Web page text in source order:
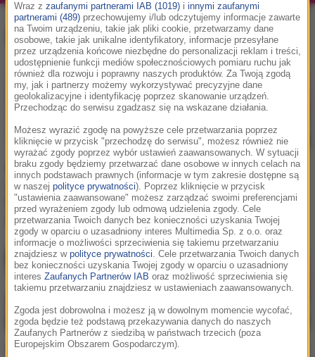
Robin Schulz, tag:
Ola Ciupa w kusym bikini
u boku znanego DJ-a.
Rozpętała się burza!
[FOTO]
Starcie niemieckich
gigantów w piątek na
Sunrise Festival 2018
Oto pierwsi wykonawcy
Premiery w RMF MAXXX:
Wraz z zaufanymi partnerami IAB (1019) i innymi zaufanymi
partnerami (489) przechowujemy i/lub odczytujemy informacje zawarte
na Twoim urządzeniu, takie jak pliki cookie, przetwarzamy dane
osobowe, takie jak unikalne identyfikatory, informacje przesyłane
przez urządzenia końcowe niezbędne do personalizacji reklam i treści,
udostępnienie funkcji mediów społecznościowych pomiaru ruchu jak
również dla rozwoju i poprawny naszych produktów. Za Twoją zgodą
my, jak i partnerzy możemy wykorzystywać precyzyjne dane
geolokalizacyjne i identyfikację poprzez skanowanie urządzeń.
Przechodząc do serwisu zgadzasz się na wskazane działania.
Możesz wyrazić zgodę na powyższe cele przetwarzania poprzez
kliknięcie w przycisk "przechodzę do serwisu", możesz również nie
wyrażać zgody poprzez wybór ustawień zaawansowanych. W sytuacji
braku zgody będziemy przetwarzać dane osobowe w innych celach na
innych podstawach prawnych (informacje w tym zakresie dostępne są
w naszej polityce prywatności). Poprzez kliknięcie w przycisk
"ustawienia zaawansowane" możesz zarządzać swoimi preferencjami
przed wyrażeniem zgody lub odmową udzielenia zgody. Cele
przetwarzania Twoich danych bez konieczności uzyskania Twojej
zgody w oparciu o uzasadniony interes Multimedia Sp. z o.o. oraz
informacje o możliwości sprzeciwienia się takiemu przetwarzaniu
znajdziesz w polityce prywatności . Cele przetwarzania Twoich danych
bez konieczności uzyskania Twojej zgody w oparciu o uzasadniony
interes Zaufanych Partnerów IAB oraz możliwość sprzeciwienia się
takiemu przetwarzaniu znajdziesz w ustawieniach zaawansowanych.
Zgoda jest dobrowolna i możesz ją w dowolnym momencie wycofać,
zgoda będzie też podstawą przekazywania danych do naszych
Zaufanych Partnerów z siedzibą w państwach trzecich (poza
Europejskim Obszarem Gospodarczym).